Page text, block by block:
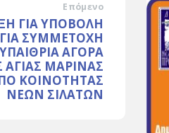
Επόμενο
ΓΙΑ ΥΠΟΒΟΛΗ
ΣΥΜΜΕΤΟΧΗ
ΑΓΟΡΑ
ΜΑΡΙΝΑΣ
ΚΟΙΝΟΤΗΤΑΣ
ΝΕΩΝ ΣΙΛΑΤΩΝ